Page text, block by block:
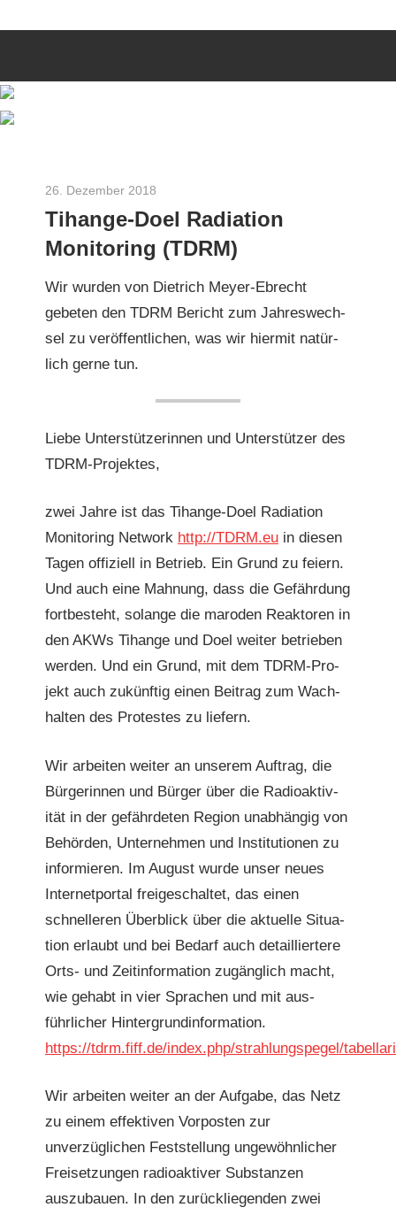
INITIATIVE
Aachener
Bürgerinitiative
26. Dezember 2018
Tihange-Doel Radiation
Monitoring (TDRM)
Wir wur­den von Diet­rich Mey­er-Ebrecht
gebeten den TDRM Bericht zum Jahreswech­
sel zu veröf­fentlichen, was wir hier­mit natür­
lich gerne tun.
Liebe Unter­stützerin­nen und Unter­stützer des
TDRM-Projektes,
zwei Jahre ist das Tihange-Doel Radi­a­tion
Mon­i­tor­ing Net­work http://TDRM.eu in diesen
Tagen offiziell in Betrieb. Ein Grund zu feiern.
Und auch eine Mah­nung, dass die Gefährdung
fortbeste­ht, solange die mar­o­den Reak­toren in
den AKWs Tihange und Doel weit­er betrieben
wer­den. Und ein Grund, mit dem TDRM-Pro­
jekt auch zukün­ftig einen Beitrag zum Wach­
hal­ten des Protestes zu liefern.
Wir arbeit­en weit­er an unserem Auf­trag, die
Bürg­erin­nen und Bürg­er über die Radioak­tiv­
ität in der gefährde­ten Region unab­hängig von
Behör­den, Unternehmen und Insti­tu­tio­nen zu
informieren. Im August wurde unser neues
Inter­net­por­tal freigeschal­tet, das einen
schnelleren Überblick über die aktuelle Sit­u­a­
tion erlaubt und bei Bedarf auch detail­liert­ere
Orts- und Zeit­in­for­ma­tion zugänglich macht,
wie gehabt in vier Sprachen und mit aus­
führlich­er Hin­ter­grund­in­for­ma­tion.
https://tdrm.fiff.de/index.php/strahlungspegel/
Wir arbeit­en weit­er an der Auf­gabe, das Netz
zu einem effek­tiv­en Vor­posten zur
unverzüglichen Fest­stel­lung ungewöhn­lich­er
Freiset­zun­gen radioak­tiv­er Sub­stanzen
auszubauen. In den zurück­liegen­den zwei